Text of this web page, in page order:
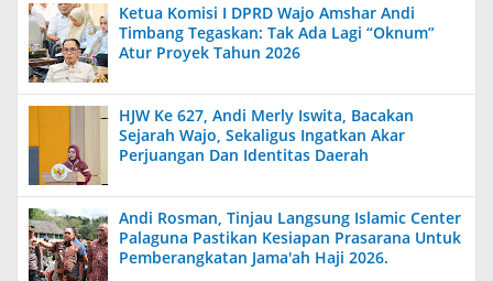
Ketua Komisi I DPRD Wajo Amshar Andi
Timbang Tegaskan: Tak Ada Lagi “Oknum”
Atur Proyek Tahun 2026
HJW Ke 627, Andi Merly Iswita, Bacakan
Sejarah Wajo, Sekaligus Ingatkan Akar
Perjuangan Dan Identitas Daerah
Andi Rosman, Tinjau Langsung Islamic Center
Palaguna Pastikan Kesiapan Prasarana Untuk
Pemberangkatan Jama'ah Haji 2026.